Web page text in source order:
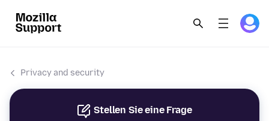
Privacy and security
Stellen Sie eine Frage